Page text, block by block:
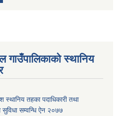
गाउँपालिकाको स्थानिय
स्थानिय तहका पदाधिकारी तथा
सम्वन्धि ऐन २०७७